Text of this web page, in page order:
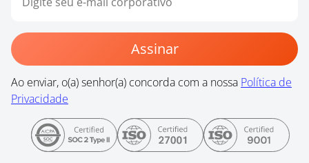
Assinar
Ao enviar, o(a) senhor(a) concorda com a nossa Política de
Privacidade